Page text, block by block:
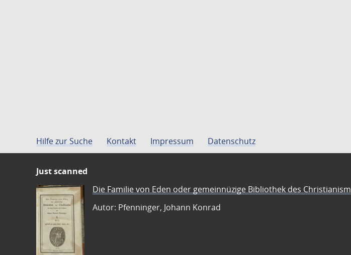
Hilfe zur Suche Kontakt Impressum Datenschutz
Just scanned
Die Familie von Eden oder gemeinnüzige Bibliothek des Christianism
Autor: Pfenninger, Johann Konrad